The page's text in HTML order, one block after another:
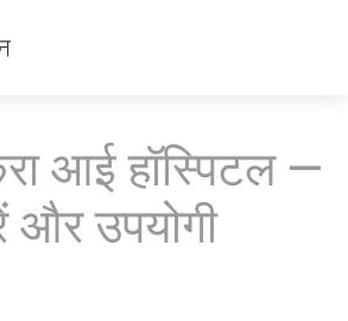
आई हॉस्पिटल —
और उपयोगी